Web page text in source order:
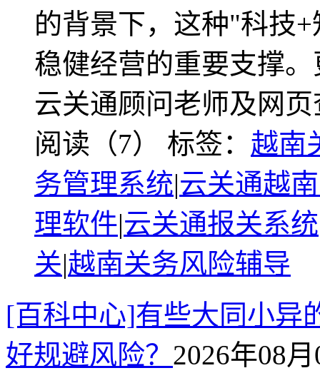
的背景下，这种"科技
稳健经营的重要支撑
云关通顾问老师及网
阅读（7） 标签： 越南
务管理系统|云关通越
理软件|云关通报关系统
关|越南关务风险辅导
[百科中心]有些大同小异
好规避风险？ 2026年08